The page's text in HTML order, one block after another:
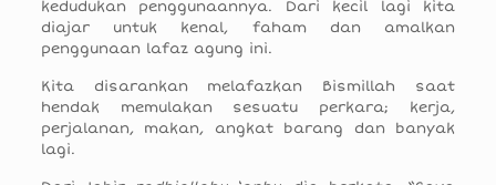
kedudukan penggunaannya. Dari kecil lagi kita
diajar untuk kenal, faham dan amalkan
penggunaan lafaz agung ini.
Kita disarankan melafazkan Bismillah saat
hendak memulakan sesuatu perkara; kerja,
perjalanan, makan, angkat barang dan banyak
lagi.